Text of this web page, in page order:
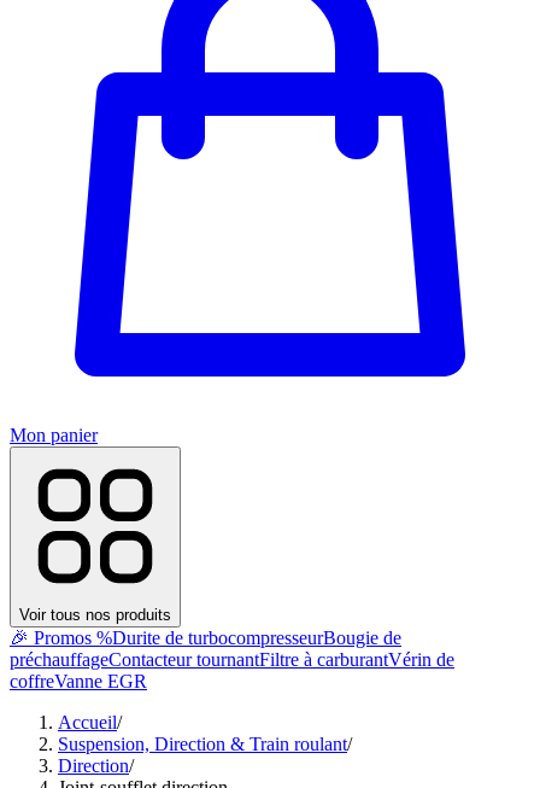
Mon panier
Voir tous nos produits
🎉 Promos %Durite de turbocompresseurBougie de
préchauffageContacteur tournantFiltre à carburantVérin de
coffreVanne EGR
Accueil/
Suspension, Direction & Train roulant/
Direction/